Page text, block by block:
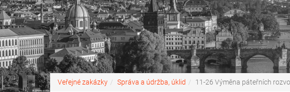
Veřejné zakázky Správa a údržba, úklid 11-26 Výměna páteřních